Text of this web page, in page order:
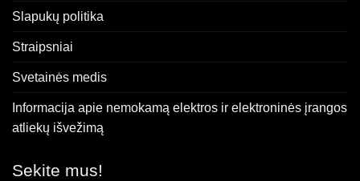
Slapukų politika
Straipsniai
Svetainės medis
Informacija apie nemokamą elektros ir elektroninės įrangos
atliekų išvežimą
Sekite mus!